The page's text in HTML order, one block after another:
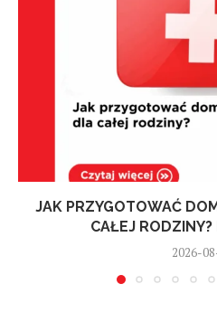
JAK PRZYGOTOWAĆ
CAŁEJ RODZINY?
2026-